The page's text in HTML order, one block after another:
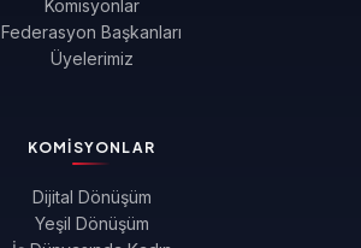
Komisyonlar
Federasyon Başkanları
Üyelerimiz
KOMISYONLAR
Dijital Dönüşüm
Yeşil Dönüşüm